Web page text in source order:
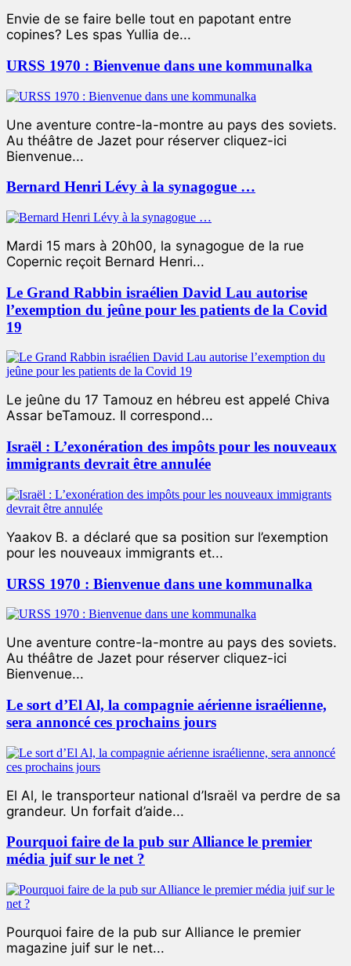
Envie de se faire belle tout en papotant entre
copines? Les spas Yullia de...
URSS 1970 : Bienvenue dans une kommunalka
Une aventure contre-la-montre au pays des soviets.
Au théâtre de Jazet pour réserver cliquez-ici
Bienvenue...
Bernard Henri Lévy à la synagogue …
Mardi 15 mars à 20h00, la synagogue de la rue
Copernic reçoit Bernard Henri...
Le Grand Rabbin israélien David Lau autorise
l’exemption du jeûne pour les patients de la Covid
19
Le jeûne du 17 Tamouz en hébreu est appelé Chiva
Assar beTamouz. Il correspond...
Israël : L’exonération des impôts pour les nouveaux
immigrants devrait être annulée
Yaakov B. a déclaré que sa position sur l’exemption
pour les nouveaux immigrants et...
URSS 1970 : Bienvenue dans une kommunalka
Une aventure contre-la-montre au pays des soviets.
Au théâtre de Jazet pour réserver cliquez-ici
Bienvenue...
Le sort d’El Al, la compagnie aérienne israélienne,
sera annoncé ces prochains jours
El Al, le transporteur national d’Israël va perdre de sa
grandeur. Un forfait d’aide...
Pourquoi faire de la pub sur Alliance le premier
média juif sur le net ?
Pourquoi faire de la pub sur Alliance le premier
magazine juif sur le net...